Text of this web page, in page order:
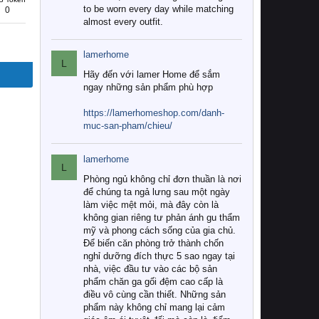
0
to be worn every day while matching
almost every outfit.
L
lamerhome
Hãy đến với lamer Home để sắm
ngay những sản phẩm phù hợp
https://lamerhomeshop.com/danh-
muc-san-pham/chieu/
L
lamerhome
Phòng ngủ không chỉ đơn thuần là nơi
để chúng ta ngả lưng sau một ngày
làm việc mệt mỏi, mà đây còn là
không gian riêng tư phản ánh gu thẩm
mỹ và phong cách sống của gia chủ.
Để biến căn phòng trở thành chốn
nghỉ dưỡng đích thực 5 sao ngay tại
nhà, việc đầu tư vào các bộ sản
phẩm chăn ga gối đệm cao cấp là
điều vô cùng cần thiết. Những sản
phẩm này không chỉ mang lại cảm